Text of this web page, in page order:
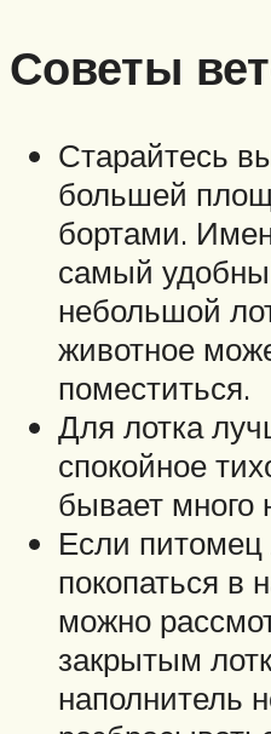
Советы
Старайтесь
большей
бортами.
самый
небольшой
животное
поместиться.
Для лотка
спокойное
бывает много
Если
покопаться в
можно
закрытым
наполнитель